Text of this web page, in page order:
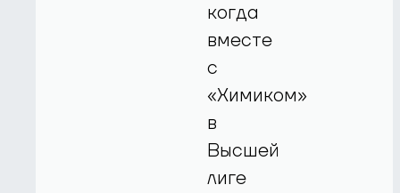
когда
вместе
с
«Химиком»
в
Высшей
лиге